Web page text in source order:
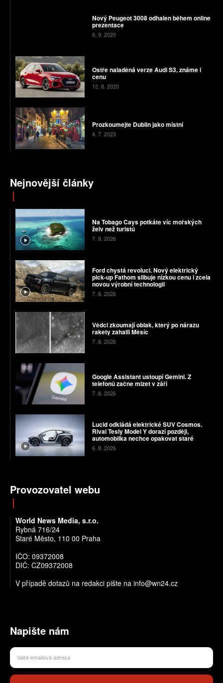
Nový Peugeot 3008 odhalen během online
prezentace
6. 9. 2020
Ostře naladěná verze Audi S3, známe i
cenu
12. 8. 2020
Prozkoumejte Dublin jako místní
4. 7. 2023
Nejnovější články
Na Tobago Cays potkáte víc mořských
želv než turistů
7. 8. 2026
Ford chystá revoluci. Nový elektrický
pick-up Fathom slibuje nízkou cenu i zcela
novou výrobní technologii
7. 8. 2026
Vědci zkoumají oblak, který po nárazu
rakety zahalil Měsíc
7. 8. 2026
Google Assistant ustoupí Gemini. Z
telefonů začne mizet v září
7. 8. 2026
Lucid odkládá elektrické SUV Cosmos.
Rival Tesly Model Y dorazí později,
automobilka nechce opakovat staré
chyby
6. 8. 2026
Provozovatel webu
World News Media, s.r.o.
Rybná 716/24
Staré Město, 110 00 Praha
IČO: 09372008
DIČ: CZ09372008
V případě dotazů na redakci pište na info@wn24.cz
Napište nám